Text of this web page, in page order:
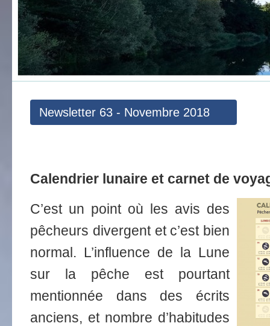
Newsletter 63 - Novembre 2018
Calendrier lunaire et carnet de
C’est un point où les avis des
pêcheurs divergent et c’est bien
normal. L’influence de la Lune
sur la pêche est pourtant
mentionnée dans des écrits
anciens, et nombre d’habitudes